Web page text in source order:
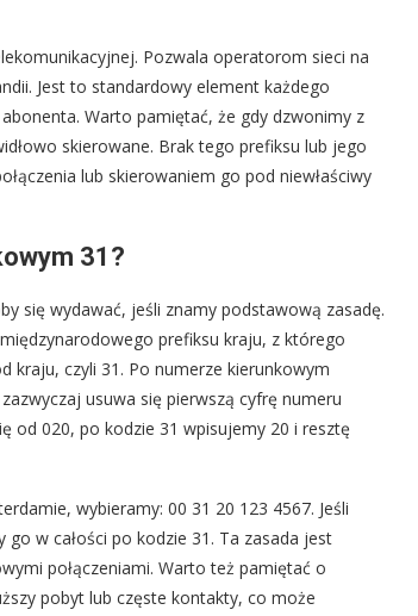
Pozwala operatorom sieci na
Jest to standardowy element każdego
Warto pamiętać, że gdy dzwonimy z
skierowane. Brak tego prefiksu lub jego
lub skierowaniem go pod niewłaściwy
31?
się wydawać, jeśli znamy podstawową zasadę.
prefiksu kraju, z którego
kraju, czyli 31. Po numerze kierunkowym
usuwa się pierwszą cyfrę numeru
od 020, po kodzie 31 wpisujemy 20 i resztę
wybieramy: 00 31 20 123 4567. Jeśli
w całości po kodzie 31. Ta zasada jest
połączeniami. Warto też pamiętać o
pobyt lub częste kontakty, co może